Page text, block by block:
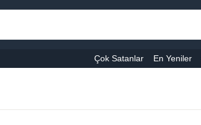
Çok Satanlar En Yeniler